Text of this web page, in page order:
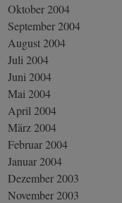
Oktober 2004
September 2004
August 2004
Juli 2004
Juni 2004
Mai 2004
April 2004
März 2004
Februar 2004
Januar 2004
Dezember 2003
November 2003